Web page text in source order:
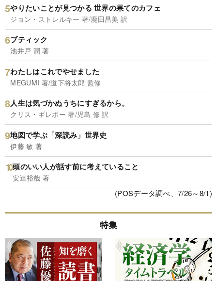
やりたいことが見つかる 世界の果てのカフェ
ジョン・ストレルキー 著/鹿田昌美 訳
ブティック
池井戸 潤 著
わたしはこれでやせました
MEGUMI 著/道下将太郎 監修
人生は気づかぬうちにすぎるから。
クリス・ギレボー 著/児島 修 訳
地図で学ぶ「深読み」世界史
伊藤 敏 著
頭のいい人が話す前に考えていること
安達裕哉 著
(POSデータ調べ、7/26～8/1)
特集